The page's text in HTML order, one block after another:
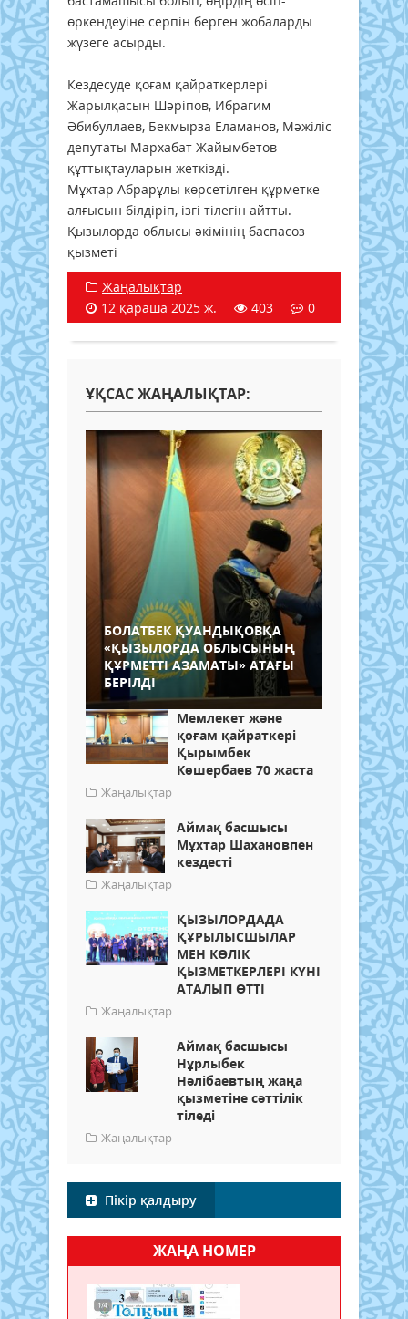
өркендеуіне серпін берген жобаларды
жүзеге асырды.
Кездесуде қоғам қайраткерлері
Жарылқасын Шәріпов, Ибрагим
Әбибуллаев, Бекмырза Еламанов, Мәжіліс
депутаты Мархабат Жайымбетов
құттықтауларын жеткізді.
Мұхтар Абрарұлы көрсетілген құрметке
алғысын білдіріп, ізгі тілегін айтты.
Қызылорда облысы әкімінің баспасөз
қызметі
Жаңалықтар
12 қараша 2025 ж.
403 0
ҰҚСАС ЖАҢАЛЫҚТАР:
БОЛАТБЕК ҚУАНДЫҚОВҚА
«ҚЫЗЫЛОРДА ОБЛЫСЫНЫҢ
ҚҰРМЕТТІ АЗАМАТЫ» АТАҒЫ
БЕРІЛДІ
Мемлекет және
қоғам қайраткері
Қырымбек
Көшербаев 70 жаста
Жаңалықтар
Аймақ басшысы
Мұхтар Шахановпен
кездесті
Жаңалықтар
ҚЫЗЫЛОРДАДА
ҚҰРЫЛЫСШЫЛАР
МЕН КӨЛІК
ҚЫЗМЕТКЕРЛЕРІ КҮНІ
АТАЛЫП ӨТТІ
Жаңалықтар
Аймақ басшысы
Нұрлыбек
Нәлібаевтың жаңа
қызметіне сәттілік
тіледі
Жаңалықтар
Пікір қалдыру
ЖАҢА НОМЕР